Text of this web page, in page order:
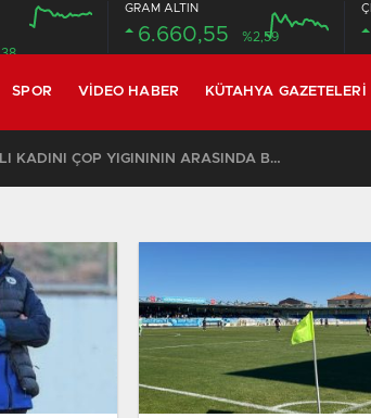
GRAM ALTIN
6.660,55 %2,59
SPOR VIDEO HABER KÜTAHYA GAZETELERI
KOMŞULARI ÖLDÜĞÜNÜ SANDI, YAŞLI KADINI ÇÖP YIĞINININ ARASINDA BULUNDU